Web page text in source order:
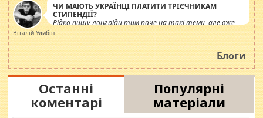
ЧИ МАЮТЬ УКРАЇНЦІ ПЛАТИТИ ТРІЄЧНИКАМ
СТИПЕНДІЇ?
Рідко пишу лонгріди тим паче на такі теми, але вже
просто дістало! Обурюють сьогоднішні інсенуації
навколо стипендіального питання. Штучно
роздувається ще одна соціальна катастрофа.
Віталій Улибін
Блоги
Останні
коментарі
Популярні
матеріали